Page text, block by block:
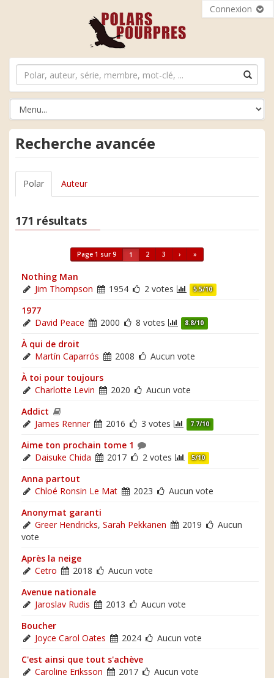
Connexion
Recherche avancée
Polar Auteur
171 résultats
Page 1 sur 9 1 2 3 › »
Nothing Man
Jim Thompson
1954 2 votes 5.5/10
1977
David Peace
2000 8 votes 8.8/10
À qui de droit
Martín Caparrós
2008
Aucun vote
À toi pour toujours
Charlotte Levin
2020
Aucun vote
Addict
James Renner
2016 3 votes 7.7/10
Aime ton prochain tome 1
Daisuke Chida
2017 2 votes 5/10
Anna partout
Chloé Ronsin Le Mat
2023
Aucun vote
Anonymat garanti
Greer Hendricks, Sarah Pekkanen 2019
Aucun
vote
Après la neige
Cetro
2018
Aucun vote
Avenue nationale
Jaroslav Rudis
2013
Aucun vote
Boucher
Joyce Carol Oates
2024
Aucun vote
C'est ainsi que tout s'achève
Caroline Eriksson
2017
Aucun vote